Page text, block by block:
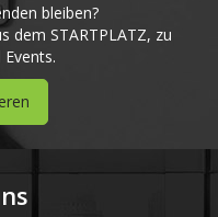
bleiben?
dem STARTPLATZ, zu